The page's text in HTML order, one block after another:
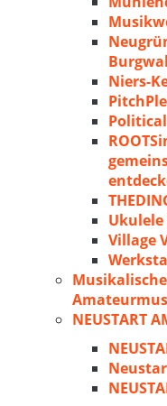
Niers-
Village
NEUSTART